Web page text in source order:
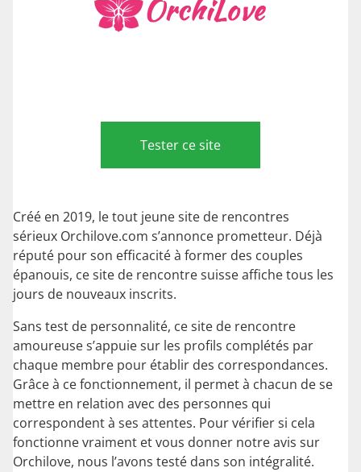
Tester ce site
Créé en 2019, le tout jeune site de rencontres
sérieux Orchilove.com s’annonce prometteur. Déjà
réputé pour son efficacité à former des couples
épanouis, ce site de rencontre suisse affiche tous les
jours de nouveaux inscrits.
Sans test de personnalité, ce site de rencontre
amoureuse s’appuie sur les profils complétés par
chaque membre pour établir des correspondances.
Grâce à ce fonctionnement, il permet à chacun de se
mettre en relation avec des personnes qui
correspondent à ses attentes. Pour vérifier si cela
fonctionne vraiment et vous donner notre avis sur
Orchilove, nous l’avons testé dans son intégralité.